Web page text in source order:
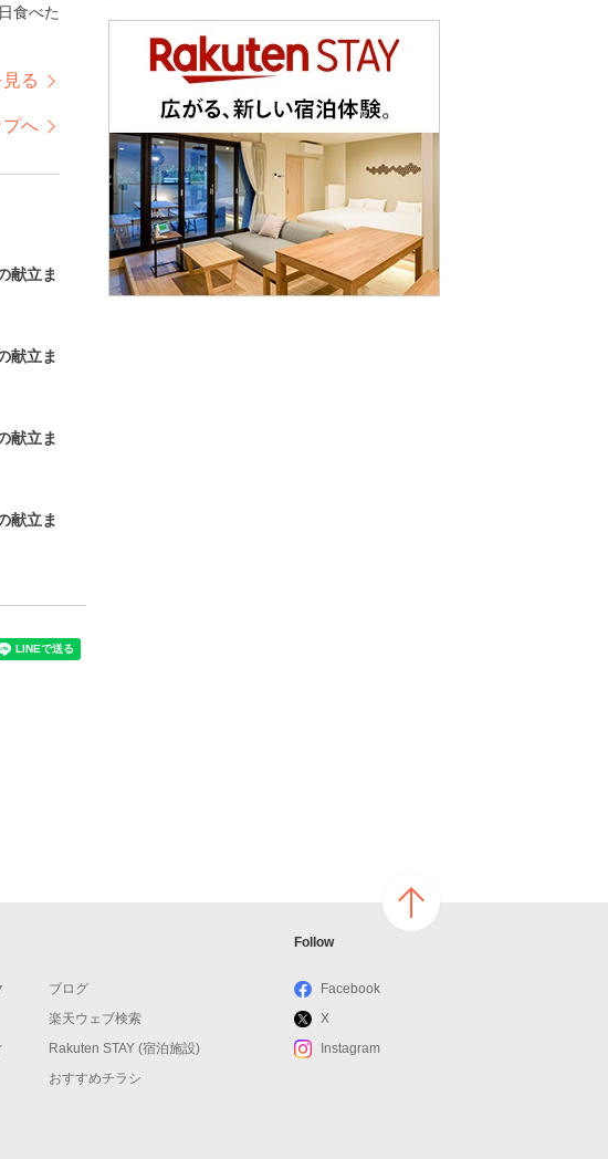
食べた
る
へ
献立ま
献立ま
献立ま
献立ま
ブログ
楽天ウェブ検索
Rakuten STAY (宿泊施設)
おすすめチラシ
Follow
Facebook
X
Instagram